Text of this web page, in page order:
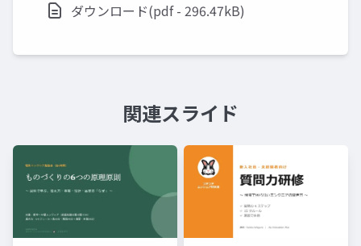
ダウンロード(pdf - 296.47kB)
関連スライド